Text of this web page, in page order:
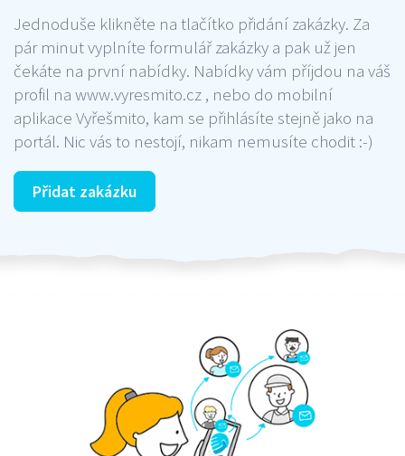
Jednoduše klikněte na tlačítko přidání zakázky. Za
pár minut vyplníte formulář zakázky a pak už jen
čekáte na první nabídky. Nabídky vám příjdou na váš
profil na www.vyresmito.cz , nebo do mobilní
aplikace Vyřešmito, kam se přihlásíte stejně jako na
portál. Nic vás to nestojí, nikam nemusíte chodit :-)
Přidat zakázku